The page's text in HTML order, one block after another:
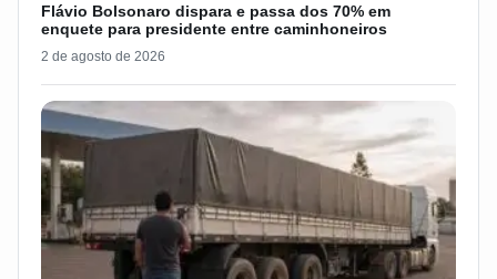
Flávio Bolsonaro dispara e passa dos 70% em
enquete para presidente entre caminhoneiros
2 de agosto de 2026